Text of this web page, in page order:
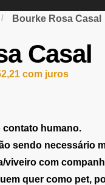
/ Bourke Rosa Casal
Casal
com juros
contato humano.
sendo necessário
viveiro com
quer como pet,